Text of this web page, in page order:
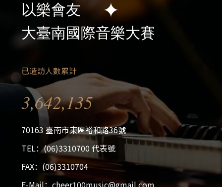
以樂會友
大臺南國際音樂大賽
已造訪人數累計
3,642,135
70163 臺南市東區裕和路36號
TEL：(06)3310700 代表號
FAX：(06)3310704
E-Mail：cheer100music@gmail.com